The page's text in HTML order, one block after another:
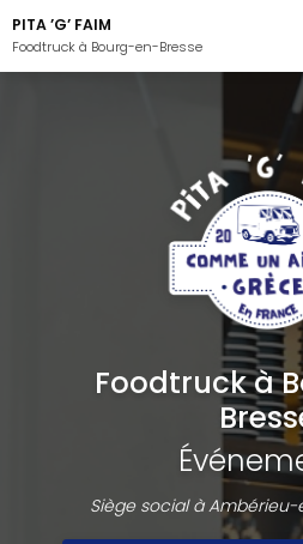
au
contenu
principal
PITA ’G’ FAIM
Foodtruck à Bourg-en-Bresse
Foodtruck à
Siège social à